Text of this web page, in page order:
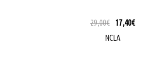
29,00€ 17,40€
NCLA